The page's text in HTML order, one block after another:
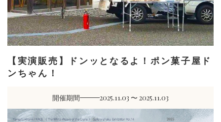
【実演販売】ドンッとなるよ！ポン菓子屋ド
ンちゃん！
開催期間 2025.11.03 〜 2025.11.03